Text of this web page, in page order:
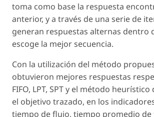
toma como base la respuesta
anterior, y a través de una serie de
generan respuestas alternas dentro
escoge la mejor secuencia.
Con la utilización del método
obtuvieron mejores respuestas
FIFO, LPT, SPT y el método
el objetivo trazado, en los
tiempo de flujo, tiempo promedio de